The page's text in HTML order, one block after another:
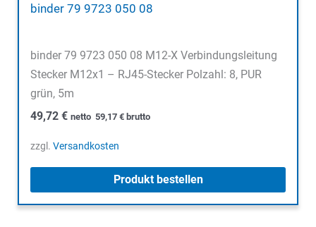
binder 79 9723 050 08
binder 79 9723 050 08 M12-X Verbindungsleitung
Stecker M12x1 – RJ45-Stecker Polzahl: 8, PUR
grün, 5m
49,72 € netto 59,17 €brutto
zzgl. Versandkosten
Produkt bestellen